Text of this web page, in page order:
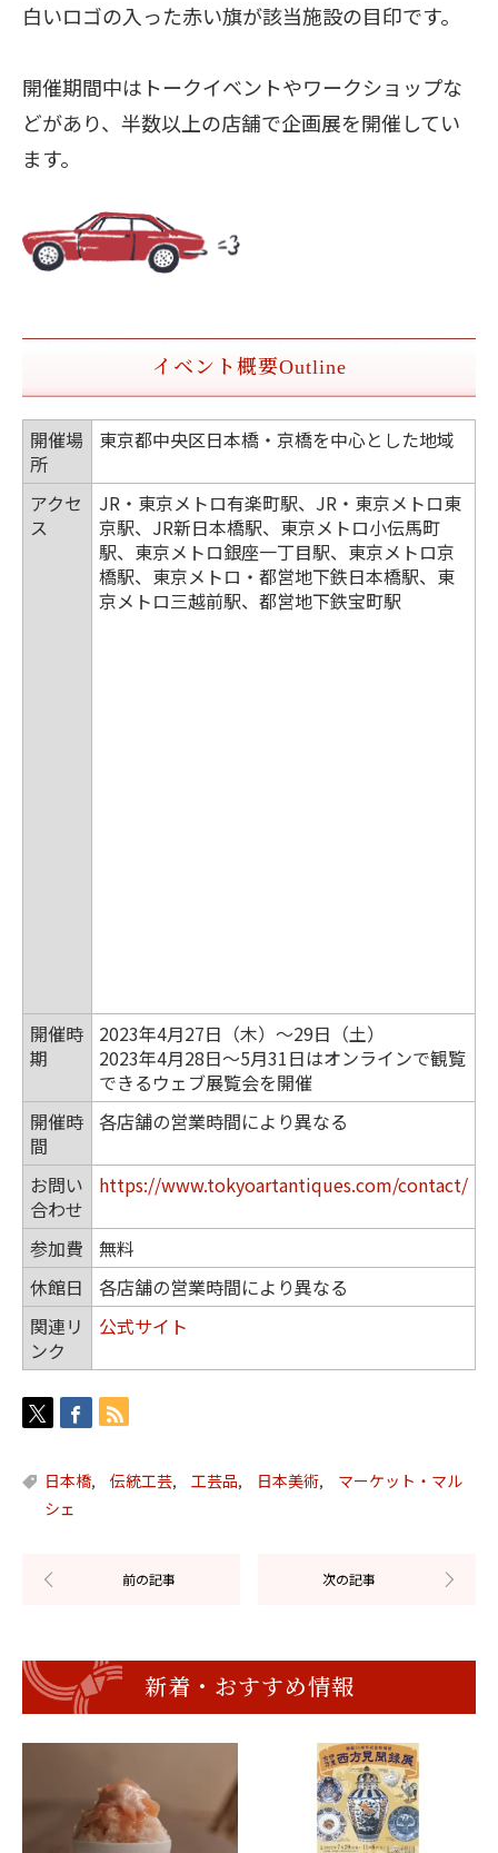
白いロゴの入った赤い旗が該当施設の目印です。
開催期間中はトークイベントやワークショップな
どがあり、半数以上の店舗で企画展を開催してい
ます。
イベント概要Outline
開催場
所
東京都中央区日本橋・京橋を中心とした地域
アクセ
ス
JR・東京メトロ有楽町駅、JR・東京メトロ東
京駅、JR新日本橋駅、東京メトロ小伝馬町
駅、東京メトロ銀座一丁目駅、東京メトロ京
橋駅、東京メトロ・都営地下鉄日本橋駅、東
京メトロ三越前駅、都営地下鉄宝町駅
開催時
期
2023年4月27日（木）～29日（土）
2023年4月28日～5月31日はオンラインで観覧
できるウェブ展覧会を開催
開催時
間
各店舗の営業時間により異なる
お問い
合わせ
https://www.tokyoartantiques.com/contact/
参加費
無料
休館日
各店舗の営業時間により異なる
関連リ
ンク
公式サイト
日本橋, 伝統工芸, 工芸品, 日本美術,
マーケット・マル
シェ
新着・おすすめ情報